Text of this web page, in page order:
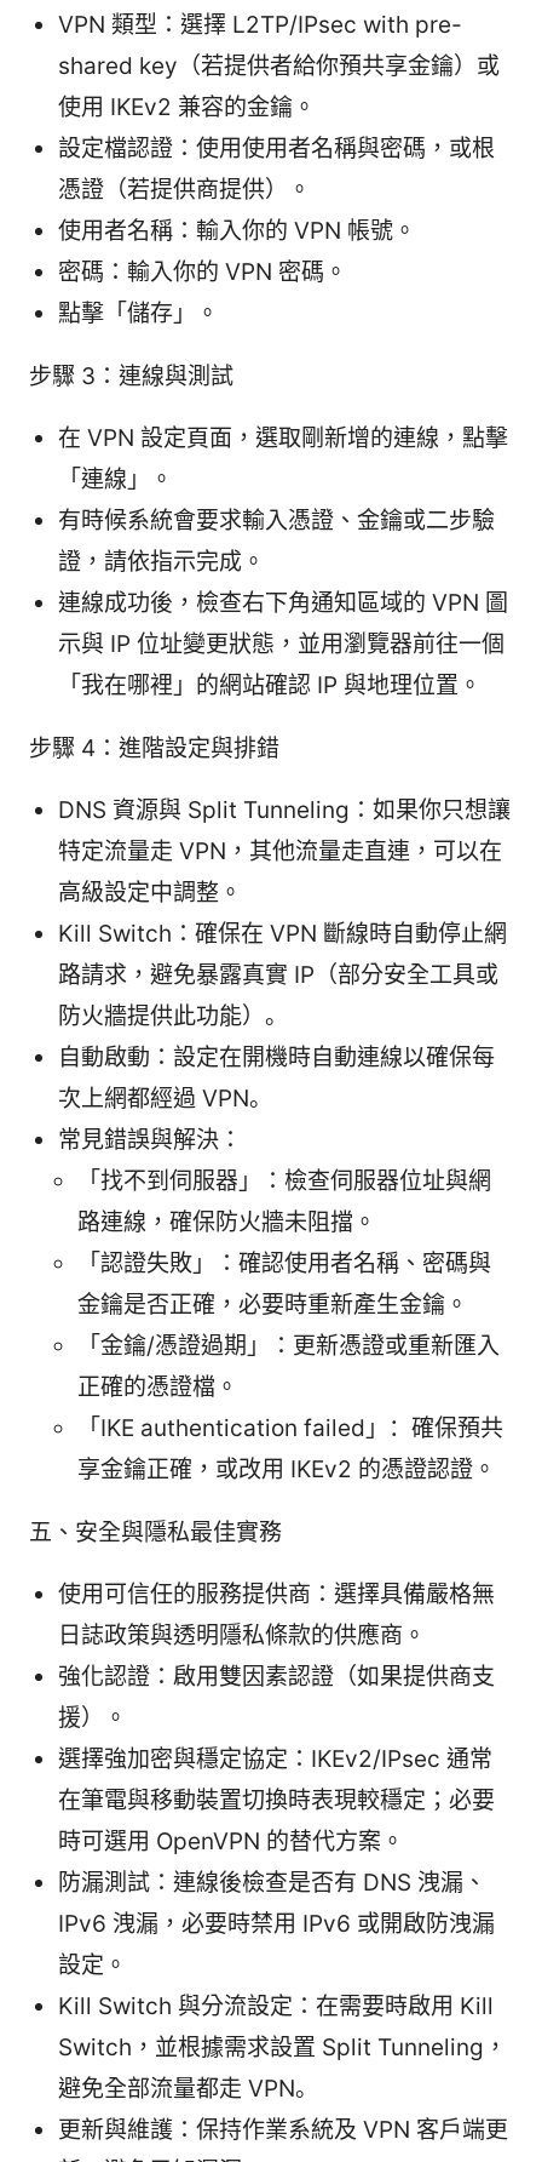
VPN 類型：選擇 L2TP/IPsec with pre-
shared key（若提供者給你預共享金鑰）或
使用 IKEv2 兼容的金鑰。
設定檔認證：使用使用者名稱與密碼，或根
憑證（若提供商提供）。
使用者名稱：輸入你的 VPN 帳號。
密碼：輸入你的 VPN 密碼。
點擊「儲存」。
步驟 3：連線與測試
在 VPN 設定頁面，選取剛新增的連線，點擊
「連線」。
有時候系統會要求輸入憑證、金鑰或二步驗
證，請依指示完成。
連線成功後，檢查右下角通知區域的 VPN 圖
示與 IP 位址變更狀態，並用瀏覽器前往一個
「我在哪裡」的網站確認 IP 與地理位置。
步驟 4：進階設定與排錯
DNS 資源與 Split Tunneling：如果你只想讓
特定流量走 VPN，其他流量走直連，可以在
高級設定中調整。
Kill Switch：確保在 VPN 斷線時自動停止網
路請求，避免暴露真實 IP（部分安全工具或
防火牆提供此功能）。
自動啟動：設定在開機時自動連線以確保每
次上網都經過 VPN。
常見錯誤與解決：
「找不到伺服器」：檢查伺服器位址與網
路連線，確保防火牆未阻擋。
「認證失敗」：確認使用者名稱、密碼與
金鑰是否正確，必要時重新產生金鑰。
「金鑰/憑證過期」：更新憑證或重新匯入
正確的憑證檔。
「IKE authentication failed」：確保預共
享金鑰正確，或改用 IKEv2 的憑證認證。
五、安全與隱私最佳實務
使用可信任的服務提供商：選擇具備嚴格無
日誌政策與透明隱私條款的供應商。
強化認證：啟用雙因素認證（如果提供商支
援）。
選擇強加密與穩定協定：IKEv2/IPsec 通常
在筆電與移動裝置切換時表現較穩定；必要
時可選用 OpenVPN 的替代方案。
防漏測試：連線後檢查是否有 DNS 洩漏、
IPv6 洩漏，必要時禁用 IPv6 或開啟防洩漏
設定。
Kill Switch 與分流設定：在需要時啟用 Kill
Switch，並根據需求設置 Split Tunneling，
避免全部流量都走 VPN。
更新與維護：保持作業系統及 VPN 客戶端更